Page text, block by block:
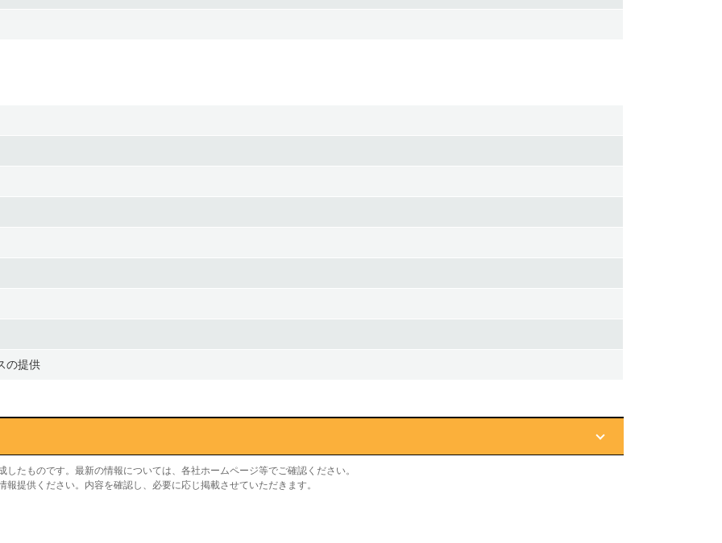
の提供
たものです。最新の情報については、各社ホームページ等でご確認ください。
提供ください。内容を確認し、必要に応じ掲載させていただきます。